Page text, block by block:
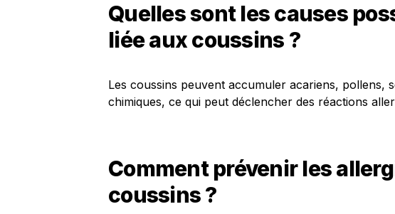
Quelles sont les causes
liée aux coussins ?
Les coussins peuvent accumuler acariens, pollens,
chimiques, ce qui peut déclencher des réactions
Comment prévenir les
coussins ?